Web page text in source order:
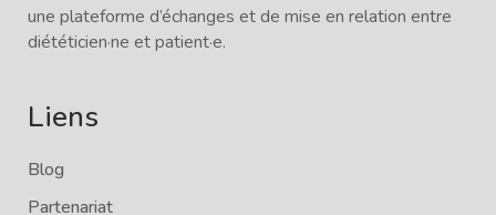
une plateforme d’échanges et de mise en relation entre
diététicien·ne et patient·e.
Liens
Blog
Partenariat